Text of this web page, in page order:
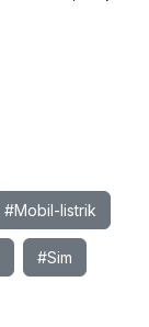
#Mobil-listrik
#Sim